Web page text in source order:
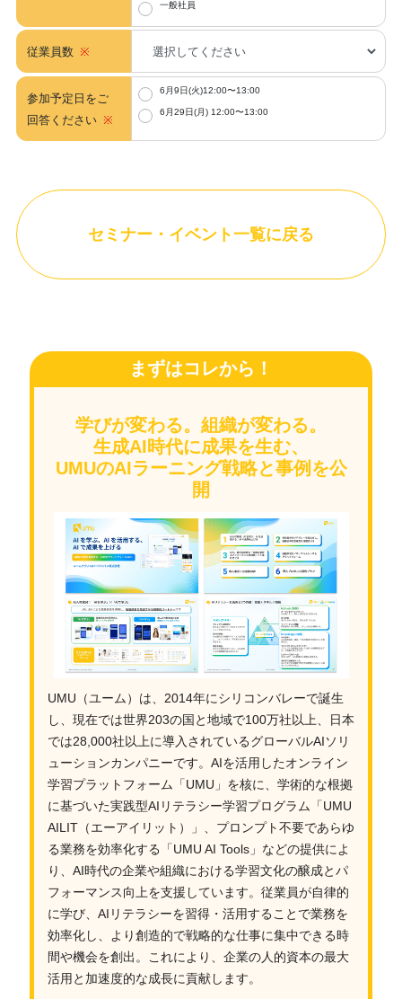
セミナー・イベント一覧に戻る
まずはコレから！
学びが変わる。組織が変わる。
生成AI時代に成果を生む、
UMUのAIラーニング戦略と事例を公
開
UMU（ユーム）は、2014年にシリコンバレーで誕生
し、現在では世界203の国と地域で100万社以上、日本
では28,000社以上に導入されているグローバルAIソリ
ューションカンパニーです。AIを活用したオンライン
学習プラットフォーム「UMU」を核に、学術的な根拠
に基づいた実践型AIリテラシー学習プログラム「UMU
AILIT（エーアイリット）」、プロンプト不要であらゆ
る業務を効率化する「UMU AI Tools」などの提供によ
り、AI時代の企業や組織における学習文化の醸成とパ
フォーマンス向上を支援しています。従業員が自律的
に学び、AIリテラシーを習得・活用することで業務を
効率化し、より創造的で戦略的な仕事に集中できる時
間や機会を創出。これにより、企業の人的資本の最大
活用と加速度的な成長に貢献します。